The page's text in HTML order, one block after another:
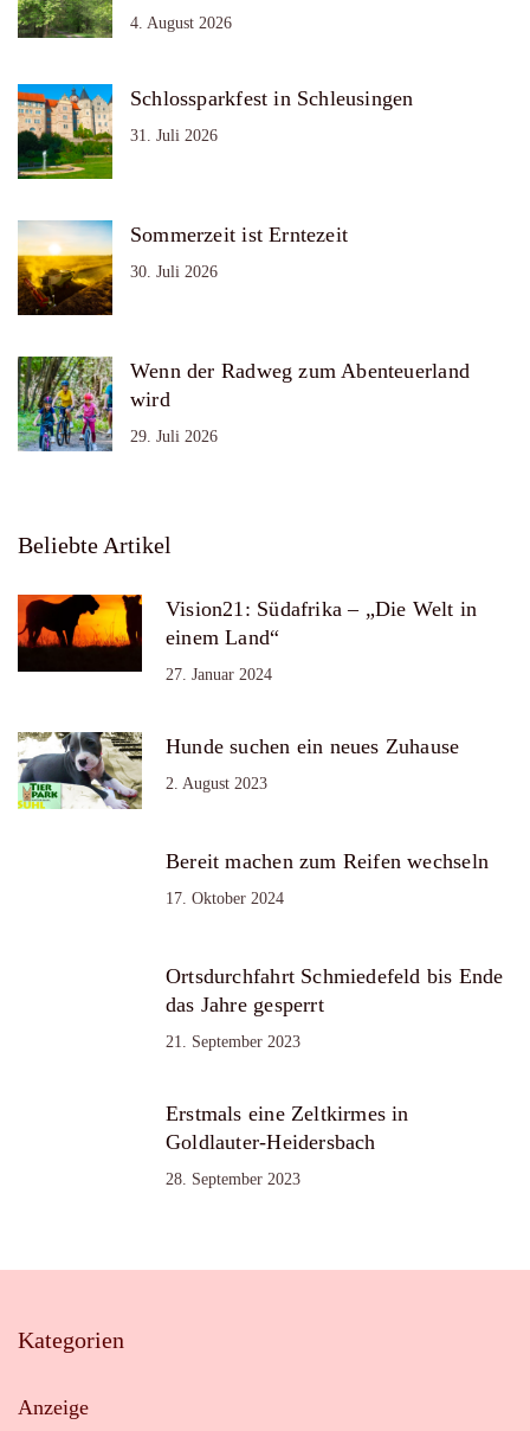
4. August 2026
Schlossparkfest in Schleusingen
31. Juli 2026
Sommerzeit ist Erntezeit
30. Juli 2026
Wenn der Radweg zum Abenteuerland
wird
29. Juli 2026
Beliebte Artikel
Vision21: Südafrika – „Die Welt in
einem Land“
27. Januar 2024
Hunde suchen ein neues Zuhause
2. August 2023
Bereit machen zum Reifen wechseln
17. Oktober 2024
Ortsdurchfahrt Schmiedefeld bis Ende
das Jahre gesperrt
21. September 2023
Erstmals eine Zeltkirmes in
Goldlauter-Heidersbach
28. September 2023
Kategorien
Anzeige